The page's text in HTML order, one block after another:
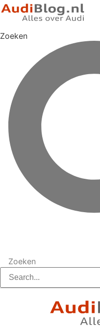
Zoeken
Zoeken